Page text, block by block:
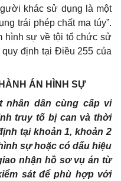
khác sử dụng là một
trái phép chất ma túy”.
hình sự về tội tổ chức sử
định tại Điều 255 của
ÁN HÌNH SỰ
nhân dân cùng cấp vi
truy tố bị can và thời
tại khoản 1, khoản 2
sự hoặc có dấu hiệu
nhận hồ sơ vụ án từ
sát để phù hợp với